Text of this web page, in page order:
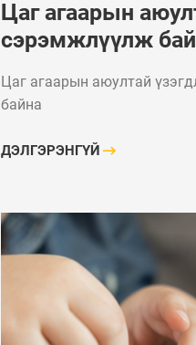
Цаг агаарын
сэрэмжлүүлж
Цаг агаарын аюултай
байна
ДЭЛГЭРЭНГҮЙ